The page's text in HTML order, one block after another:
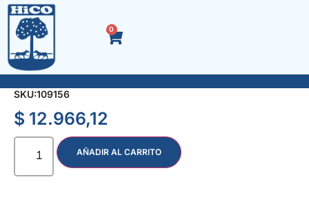
0
SOLDADOR T/LAPIZ 60 W.
SKU:109156
$ 12.966,12
AÑADIR AL CARRITO